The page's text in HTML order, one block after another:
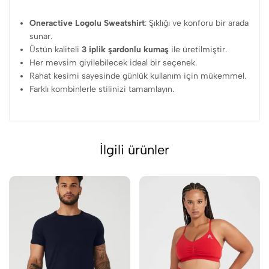
Oneractive Logolu Sweatshirt: Şıklığı ve konforu bir arada
sunar.
Üstün kaliteli3 iplik şardonlu kumaş ile üretilmiştir.
Her mevsim giyilebilecek ideal bir seçenek.
Rahat kesimi sayesinde günlük kullanım için mükemmel.
Farklı kombinlerle stilinizi tamamlayın.
İlgili ürünler